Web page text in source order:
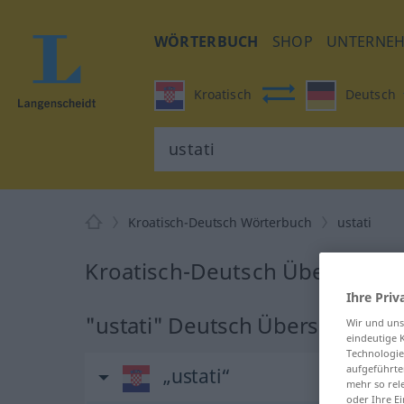
WÖRTERBUCH SHOP
Kroatisch Deutsch
Kroatisch-Deutsch Wörterbuch ustati
Kroatisch-Deutsch
"ustati" Deutsch Übersetzung
„ustati“
Ihre
Wir und
eindeutige
mehr so
oder Ihre